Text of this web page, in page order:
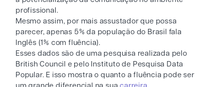
profissional.
Mesmo assim, por mais assustador que possa
parecer, apenas 5% da população do Brasil fala
Inglês (1% com fluência).
Esses dados são de uma pesquisa realizada pelo
British Council e pelo Instituto de Pesquisa Data
Popular. E isso mostra o quanto a fluência pode ser